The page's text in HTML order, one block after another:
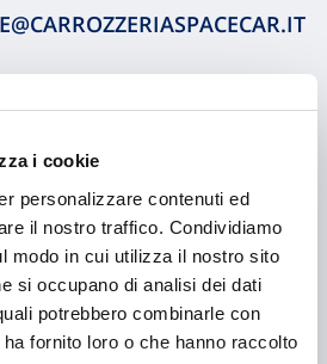
i cookie
personalizzare contenuti ed
il nostro traffico. Condividiamo
modo in cui utilizza il nostro sito
si occupano di analisi dei dati
potrebbero combinarle con
fornito loro o che hanno raccolto